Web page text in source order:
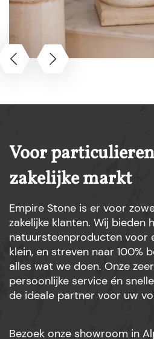
Voor
zakelijke markt
Empire Stone is er voor
zakelijke klanten. Wij bieden
natuursteenproducten voor
klein, en streven naar 100%
alles wat we doen. Onze
persoonlijke service én
de ideale partner voor uw
Bezoek onze showroom in